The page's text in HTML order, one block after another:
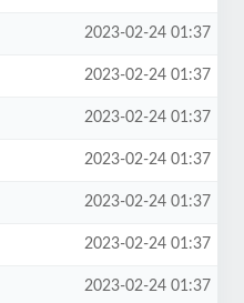
2023-02-24 01:37
2023-02-24 01:37
2023-02-24 01:37
2023-02-24 01:37
2023-02-24 01:37
2023-02-24 01:37
2023-02-24 01:37